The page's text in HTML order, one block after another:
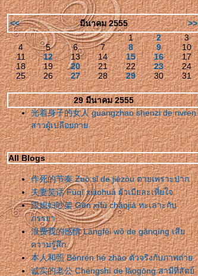
<< มีนาคม 2555
>>
1
2
3
4
5 6 7 8 9
10
11
12 13 14 15 16
17
18
19 20 21 22 23
24
25
26 27 28 29 30 31
29 มีนาคม 2555
光着身子的女人 guangzhao shenzi de nvren
สาวผู้เปลือยกา
All Blogs
作死的节奏 Zuò sǐ de jiézòu ตายเพราะปาก
夫妻笑话 Fūqī xiàohuà ผัวเมียละเหี่ยใจ
跟媳妇吵架 Gēn xífù chǎojià ทะเลาะกับ
ภรรยา
浪费我的感情 Làngfèi wǒ de gǎnqíng เสี
ความรู้สึก
本人和照 Běnrén hé zhào ตัวจริงกับภาพถ่า
诚实的老公 Chéngshí de lǎogōng สามีที่สัตย์